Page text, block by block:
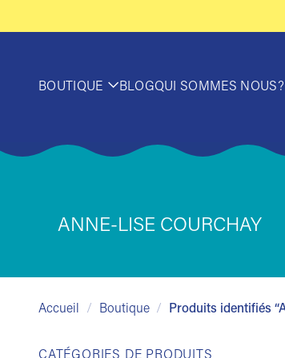
BOUTIQUE BLOGQUI SOMMES NOUS?
ANNE-LISE COURCHAY
Accueil / Boutique / Produits identifiés